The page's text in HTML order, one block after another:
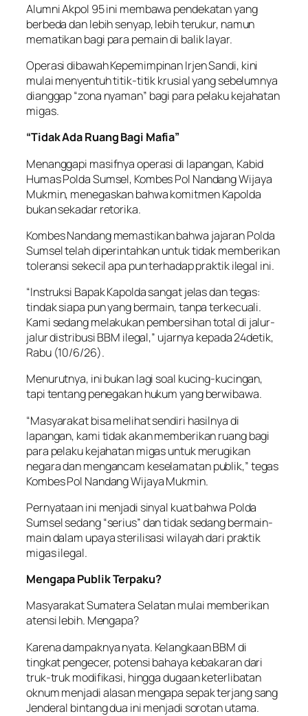
Alumni Akpol 95 ini membawa pendekatan yang
berbeda dan lebih senyap, lebih terukur, namun
mematikan bagi para pemain di balik layar.
Operasi dibawah Kepemimpinan Irjen Sandi, kini
mulai menyentuh titik-titik krusial yang sebelumnya
dianggap “zona nyaman” bagi para pelaku kejahatan
migas.
“Tidak Ada Ruang Bagi Mafia”
Menanggapi masifnya operasi di lapangan, Kabid
Humas Polda Sumsel, Kombes Pol Nandang Wijaya
Mukmin, menegaskan bahwa komitmen Kapolda
bukan sekadar retorika.
Kombes Nandang memastikan bahwa jajaran Polda
Sumsel telah diperintahkan untuk tidak memberikan
toleransi sekecil apa pun terhadap praktik ilegal ini.
“Instruksi Bapak Kapolda sangat jelas dan tegas:
tindak siapa pun yang bermain, tanpa terkecuali.
Kami sedang melakukan pembersihan total di jalur-
jalur distribusi BBM ilegal,” ujarnya kepada 24detik,
Rabu (10/6/26).
Menurutnya, ini bukan lagi soal kucing-kucingan,
tapi tentang penegakan hukum yang berwibawa.
“Masyarakat bisa melihat sendiri hasilnya di
lapangan, kami tidak akan memberikan ruang bagi
para pelaku kejahatan migas untuk merugikan
negara dan mengancam keselamatan publik,” tegas
Kombes Pol Nandang Wijaya Mukmin.
Pernyataan ini menjadi sinyal kuat bahwa Polda
Sumsel sedang “serius” dan tidak sedang bermain-
main dalam upaya sterilisasi wilayah dari praktik
migas ilegal.
Mengapa Publik Terpaku?
Masyarakat Sumatera Selatan mulai memberikan
atensi lebih. Mengapa?
Karena dampaknya nyata. Kelangkaan BBM di
tingkat pengecer, potensi bahaya kebakaran dari
truk-truk modifikasi, hingga dugaan keterlibatan
oknum menjadi alasan mengapa sepak terjang sang
Jenderal bintang dua ini menjadi sorotan utama.